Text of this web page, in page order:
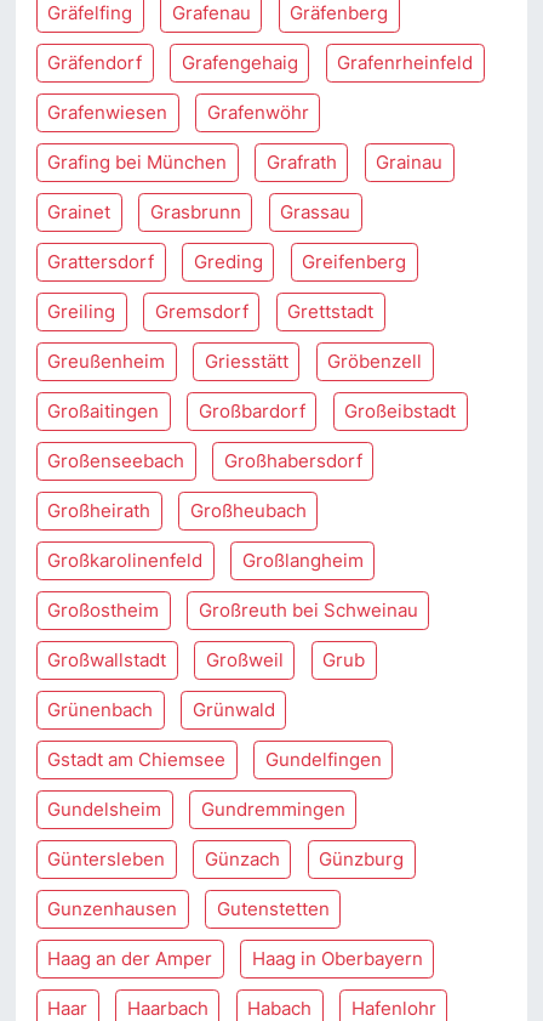
Gräfelfing Grafenau Gräfenberg
Gräfendorf Grafengehaig Grafenrheinfeld
Grafenwiesen Grafenwöhr
Grafing bei München Grafrath Grainau
Grainet Grasbrunn Grassau
Grattersdorf Greding Greifenberg
Greiling Gremsdorf Grettstadt
Greußenheim Griesstätt Gröbenzell
Großaitingen Großbardorf Großeibstadt
Großenseebach Großhabersdorf
Großheirath Großheubach
Großkarolinenfeld Großlangheim
Großostheim Großreuth bei Schweinau
Großwallstadt Großweil Grub
Grünenbach Grünwald
Gstadt am Chiemsee Gundelfingen
Gundelsheim Gundremmingen
Güntersleben Günzach Günzburg
Gunzenhausen Gutenstetten
Haag an der Amper Haag in Oberbayern
Haar Haarbach Habach Hafenlohr